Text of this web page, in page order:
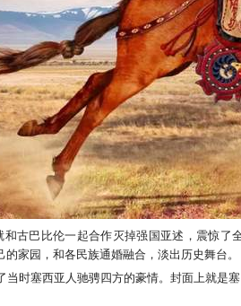
古巴比伦一起合作灭掉强国亚述，震惊
家园，和各民族通婚融合，淡出历史舞台。
当时塞西亚人驰骋四方的豪情。封面上就是